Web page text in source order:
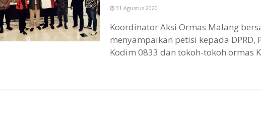
31 Agustus 2020
Koordinator Aksi Ormas Malang
menyampaikan petisi kepada DPRD,
Kodim 0833 dan tokoh-tokoh ormas